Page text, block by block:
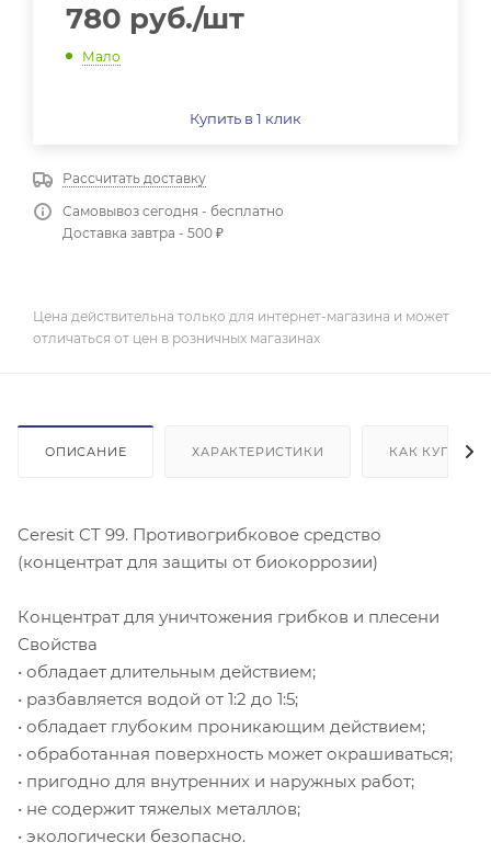
780 руб./шт
Мало
Купить в 1 клик
Рассчитать доставку
Самовывоз сегодня - бесплатно
Доставка завтра - 500 ₽
Цена действительна только для интернет-магазина и может
отличаться от цен в розничных магазинах
ОПИСАНИЕ ХАРАКТЕРИСТИКИ КАК КУПИТЬ
Ceresit CT 99. Противогрибковое средство
(концентрат для защиты от биокоррозии)
Концентрат для уничтожения грибков и плесени
Свойства
• обладает длительным действием;
• разбавляется водой от 1:2 до 1:5;
• обладает глубоким проникающим действием;
• обработанная поверхность может окрашиваться;
• пригодно для внутренних и наружных работ;
• не содержит тяжелых металлов;
• экологически безопасно.